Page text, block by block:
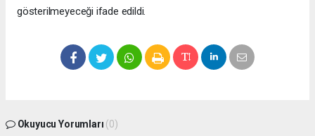
gösterilmeyeceği ifade edildi.
Okuyucu Yorumları (0)